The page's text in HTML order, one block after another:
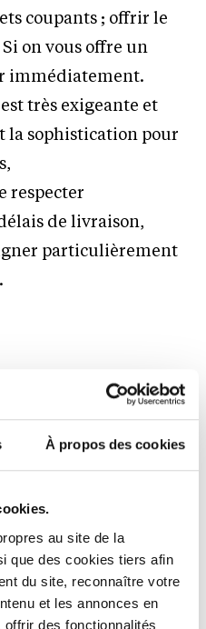
À propos des cookies
au site de la
que des cookies tiers afin
du site, reconnaître votre
et les annonces en
des fonctionnalités
coupants ; offrir le
on vous offre un
immédiatement.
très exigeante et
la sophistication pour
respecter
de livraison,
particulièrement